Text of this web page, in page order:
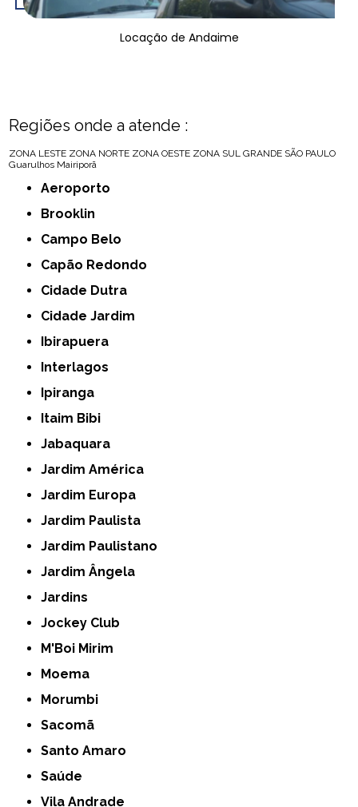
Locação de Andaime
Regiões onde a atende :
ZONA LESTE ZONA NORTE ZONA OESTE ZONA SUL GRANDE SÃO PAULO
Guarulhos Mairiporã
Aeroporto
Brooklin
Campo Belo
Capão Redondo
Cidade Dutra
Cidade Jardim
Ibirapuera
Interlagos
Ipiranga
Itaim Bibi
Jabaquara
Jardim América
Jardim Europa
Jardim Paulista
Jardim Paulistano
Jardim Ângela
Jardins
Jockey Club
M'Boi Mirim
Moema
Morumbi
Sacomã
Santo Amaro
Saúde
Vila Andrade